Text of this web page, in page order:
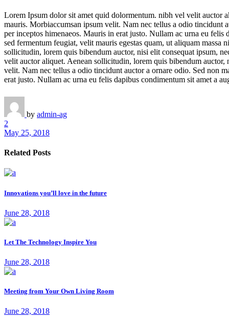
Lorem Ipsum dolor sit amet quid dolormentum. nibh vel velit auctor
mauris. Morbiaccumsan ipsum velit. Nam nec tellus a odio tincidunt
per inceptos himenaeos. Mauris in erat justo. Nullam ac urna eu
sed fermentum feugiat, velit mauris egestas quam, ut aliquam
sollicitudin, lorem quis bibendum auctor, nisi elit consequat ipsum,
velit auctor aliquet. Aenean sollicitudin, lorem quis bibendum
velit. Nam nec tellus a odio tincidunt auctor a ornare odio. Sed non
erat justo. Nullam ac urna eu felis dapibus condimentum sit amet a
by admin-ag
2
May 25, 2018
Related Posts
Innovations you’ll love in the future
June 28, 2018
Let The Technology Inspire You
June 28, 2018
Meeting from Your Own Living Room
June 28, 2018